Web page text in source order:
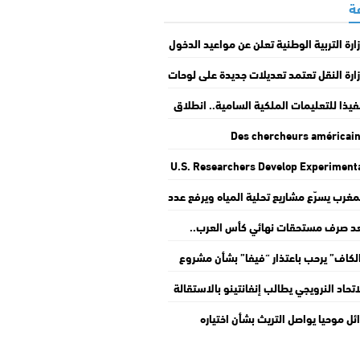
التربية الوطنية تعلن عن مواعيد الدخول
النقل تعتمد تعديلات جديدة على لوحات
للتعليمات الملكية السامية.. انطلاق
مغاربة العالم”Des chercheurs
expérimental visant à surmonter
U.S. Researchers Develop
يسرّع مشاريع تحلية المياه ويرفع عدد
صرف مستحقات نهائي كأس العرب..
الأمير علي يجدد رفضه دعم إنفانتينو
يرحب باعتذار “فيفا” بشأن مشروع
النرويجي يطالب إنفانتينو بالاستقالة
من رئاسة “فيفا”
موحيا يواصل التريث بشأن اختياره